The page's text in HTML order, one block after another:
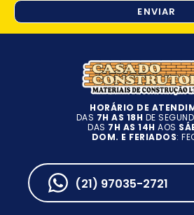
ENVIAR
HORÁRIO DE
DAS 7H AS 18H DE
DAS 7H AS 14H AOS
DOM. E FERIADOS:
(21) 97035-2721